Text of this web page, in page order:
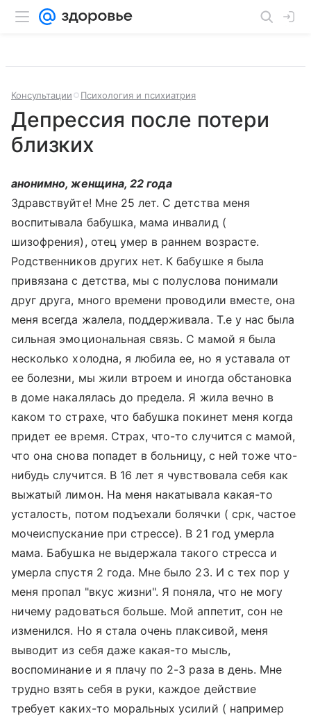
Консультации Психология и психиатрия
Депрессия после потери
близких
анонимно, женщина, 22 года
Здравствуйте! Мне 25 лет. С детства меня
воспитывала бабушка, мама инвалид (
шизофрения), отец умер в раннем возрасте.
Родственников других нет. К бабушке я была
привязана с детства, мы с полуслова понимали
друг друга, много времени проводили вместе, она
меня всегда жалела, поддерживала. Т.е у нас была
сильная эмоциональная связь. С мамой я была
несколько холодна, я любила ее, но я уставала от
ее болезни, мы жили втроем и иногда обстановка
в доме накалялась до предела. Я жила вечно в
каком то страхе, что бабушка покинет меня когда
придет ее время. Страх, что-то случится с мамой,
что она снова попадет в больницу, с ней тоже что-
нибудь случится. В 16 лет я чувствовала себя как
выжатый лимон. На меня накатывала какая-то
усталость, потом подъехали болячки ( срк, частое
мочеиспускание при стрессе). В 21 год умерла
мама. Бабушка не выдержала такого стресса и
умерла спустя 2 года. Мне было 23. И с тех пор у
меня пропал "вкус жизни". Я поняла, что не могу
ничему радоваться больше. Мой аппетит, сон не
изменился. Но я стала очень плаксивой, меня
выводит из себя даже какая-то мысль,
воспоминание и я плачу по 2-3 раза в день. Мне
трудно взять себя в руки, каждое действие
требует каких-то моральных усилий ( например